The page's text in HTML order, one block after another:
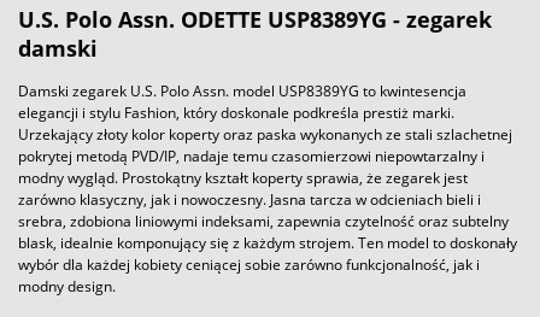
U.S. Polo Assn. ODETTE USP8389YG - zegarek
damski
Damski zegarek U.S. Polo Assn. model USP8389YG to kwintesencja
elegancji i stylu Fashion, który doskonale podkreśla prestiż marki.
Urzekający złoty kolor koperty oraz paska wykonanych ze stali szlachetnej
pokrytej metodą PVD/IP, nadaje temu czasomierzowi niepowtarzalny i
modny wygląd. Prostokątny kształt koperty sprawia, że zegarek jest
zarówno klasyczny, jak i nowoczesny. Jasna tarcza w odcieniach bieli i
srebra, zdobiona liniowymi indeksami, zapewnia czytelność oraz subtelny
blask, idealnie komponujący się z każdym strojem. Ten model to doskonały
wybór dla każdej kobiety ceniącej sobie zarówno funkcjonalność, jak i
modny design.